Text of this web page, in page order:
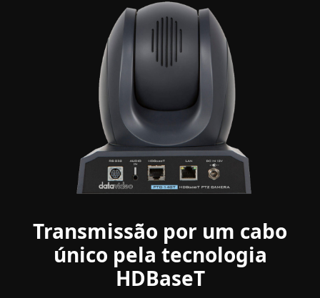
Transmissão por um cabo
único pela tecnologia
HDBaseT